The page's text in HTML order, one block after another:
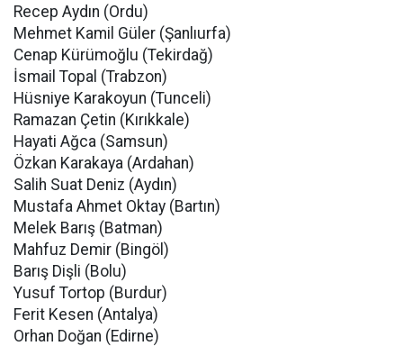
Recep Aydın (Ordu)
Mehmet Kamil Güler (Şanlıurfa)
Cenap Kürümoğlu (Tekirdağ)
İsmail Topal (Trabzon)
Hüsniye Karakoyun (Tunceli)
Ramazan Çetin (Kırıkkale)
Hayati Ağca (Samsun)
Özkan Karakaya (Ardahan)
Salih Suat Deniz (Aydın)
Mustafa Ahmet Oktay (Bartın)
Melek Barış (Batman)
Mahfuz Demir (Bingöl)
Barış Dişli (Bolu)
Yusuf Tortop (Burdur)
Ferit Kesen (Antalya)
Orhan Doğan (Edirne)